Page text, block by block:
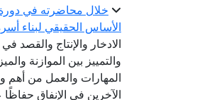
خلال محاضرته في دورة
الأساس الحقيقي لبناء
الادخار والإنتاج والقصد
والتمييز بين الموازنة
المهارات والعمل من أهم
الآخرين في الإنفاق